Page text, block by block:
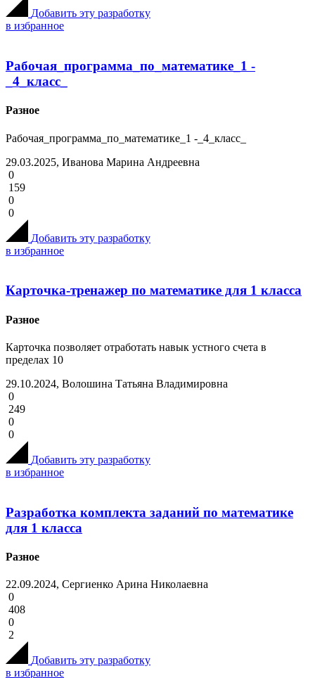
Добавить эту разработку
в избранное
Рабочая_программа_по_математике_1 -
_4_класс_
Разное
Рабочая_программа_по_математике_1 -_4_класс_
29.03.2025, Иванова Марина Андреевна
0
159
0
0
Добавить эту разработку
в избранное
Карточка-тренажер по математике для 1 класса
Разное
Карточка позволяет отработать навык устного счета в
пределах 10
29.10.2024, Волошина Татьяна Владимировна
0
249
0
0
Добавить эту разработку
в избранное
Разработка комплекта заданий по математике
для 1 класса
Разное
22.09.2024, Сергиенко Арина Николаевна
0
408
0
2
Добавить эту разработку
в избранное